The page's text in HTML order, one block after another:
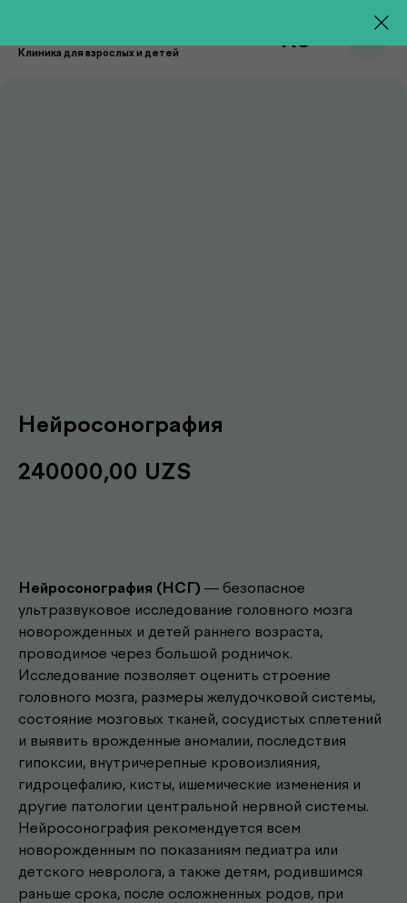
Нейросонография
240000,00 UZS
Нейросонография (НСГ) — безопасное
ультразвуковое исследование головного мозга
новорожденных и детей раннего возраста,
проводимое через большой родничок.
Исследование позволяет оценить строение
головного мозга, размеры желудочковой системы,
состояние мозговых тканей, сосудистых сплетений
и выявить врожденные аномалии, последствия
гипоксии, внутричерепные кровоизлияния,
гидроцефалию, кисты, ишемические изменения и
другие патологии центральной нервной системы.
Нейросонография рекомендуется всем
новорожденным по показаниям педиатра или
детского невролога, а также детям, родившимся
раньше срока, после осложненных родов, при